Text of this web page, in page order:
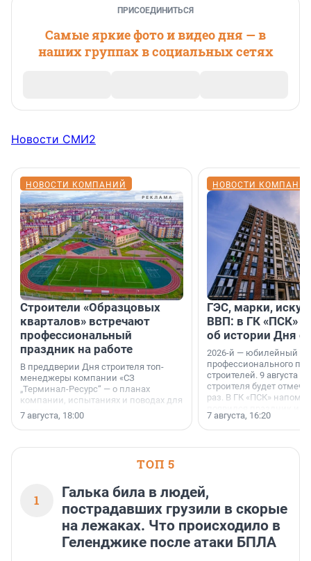
ПРИСОЕДИНИТЬСЯ
Самые яркие фото и видео дня — в
наших группах в социальных сетях
Новости СМИ2
НОВОСТИ КОМПАНИЙ
Строители «Образцовых
кварталов» встречают
профессиональный
праздник на работе
В преддверии Дня строителя топ-
менеджеры компании «СЗ
„Терминал-Ресурс“ — о планах
компании, испытаниях и поводах для
осторожного оптимизма.
7 августа, 18:00
НОВОСТИ
ГЭС, марки,
ВВП: в ГК «ПСК»
об истории Дня
2026-й — юбилейный
профессионального
строителей. 9 августа
строителя будет
раз. В ГК «ПСК»
поменялась роль
7 августа, 16:20
ТОП 5
1
Галька била в людей,
пострадавших грузили в скорые
на лежаках. Что происходило в
Геленджике после атаки БПЛА